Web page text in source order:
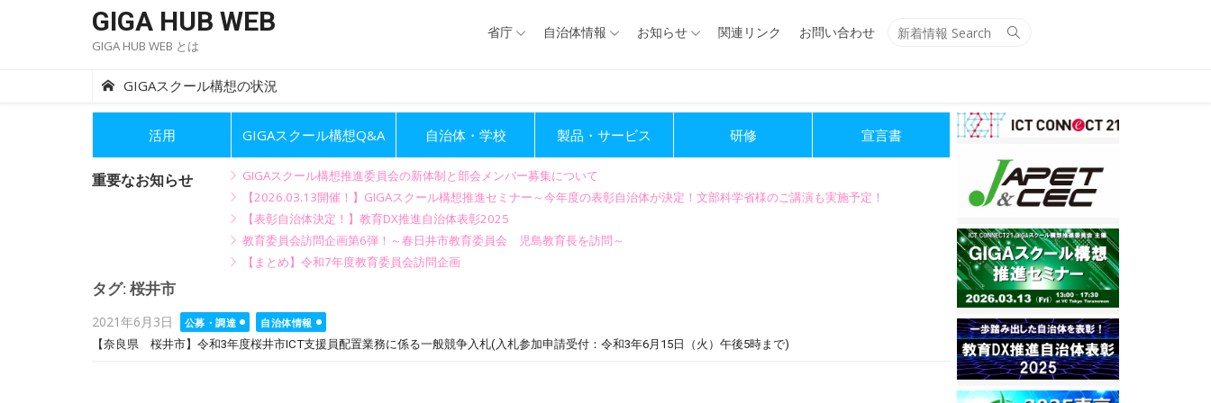
GIGA HUB WEB
GIGA HUB WEB とは
Search
省庁 自治体情報 お知らせ 関連リンク お問い合わせ
GIGAスクール構想の状況
活用 GIGAスクール構想Q&A 自治体・学校 製品・サービス 研修 宣言書
重要なお知らせ
GIGAスクール構想推進委員会の新体制と部会メンバー募集について
【2026.03.13開催！】GIGAスクール構想推進セミナー～今年度の表彰自治体が決定！文部科学省様のご講演も実施予定！
【表彰自治体決定！】教育DX推進自治体表彰2025
教育委員会訪問企画第6弾！～春日井市教育委員会 児島教育長を訪問～
【まとめ】令和7年度教育委員会訪問企画
タグ: 桜井市
Posted
on
2021年6月3日 公募・調達
自治体情報
【奈良県 桜井市】令和3年度桜井市ICT支援員配置業務に係る一般競争入札(入札参加申請受付：令和3年6月15日（火）午後5時まで)